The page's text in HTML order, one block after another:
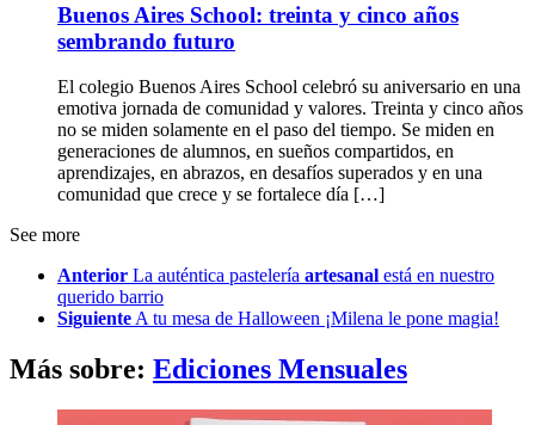
Buenos Aires School: treinta y cinco años
sembrando futuro
El colegio Buenos Aires School celebró su aniversario en una
emotiva jornada de comunidad y valores. Treinta y cinco años
no se miden solamente en el paso del tiempo. Se miden en
generaciones de alumnos, en sueños compartidos, en
aprendizajes, en abrazos, en desafíos superados y en una
comunidad que crece y se fortalece día […]
See more
Anterior La auténtica pastelería artesanal está en nuestro
querido barrio
Siguiente A tu mesa de Halloween ¡Milena le pone magia!
Más sobre: Ediciones Mensuales